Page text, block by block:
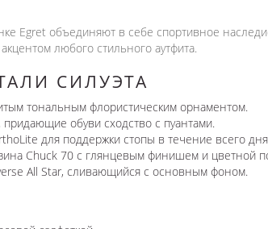
Egret объединяют в себе спортивное
любого стильного аутфита.
СИЛУЭТА
тональным флористическим орнаментом.
обуви сходство с пуантами.
для поддержки стопы в течение всего
Chuck 70 с глянцевым финишем и цветной
All Star, сливающийся с основным фоном.